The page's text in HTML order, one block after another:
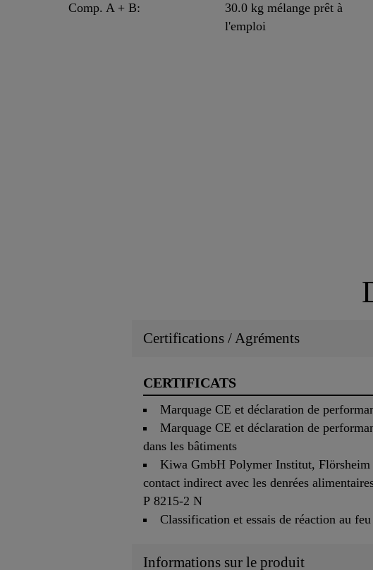
Comp. A + B:
30.0 kg mélange prêt à
l'emploi
Certifications / Agréments
CERTIFICATS
Marquage CE et déclaration de
Marquage CE et déclaration de
dans les bâtiments
Kiwa GmbH Polymer Institut,
contact indirect avec les denrées
P 8215-2 N
Classification et essais de réaction au feu
Informations sur le produit